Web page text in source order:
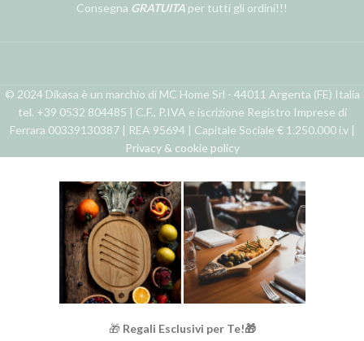
Consegna GRATUITA per tutti gli ordini!!!
© 2024 Dikasa è un marchio di MC Home Srl - 44011 Argenta (FE) Italia
tel. +39 0532 804485 | C.F., P.IVA e iscrizione Registro Imprese di
Ferrara 00339130387 | REA 95694 | Capitale Sociale € 1.250.000 i.v |
Privacy & cookie policy
🎁 Regali Esclusivi per Te!🎁